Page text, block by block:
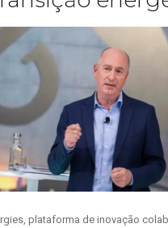
plataforma de inovação